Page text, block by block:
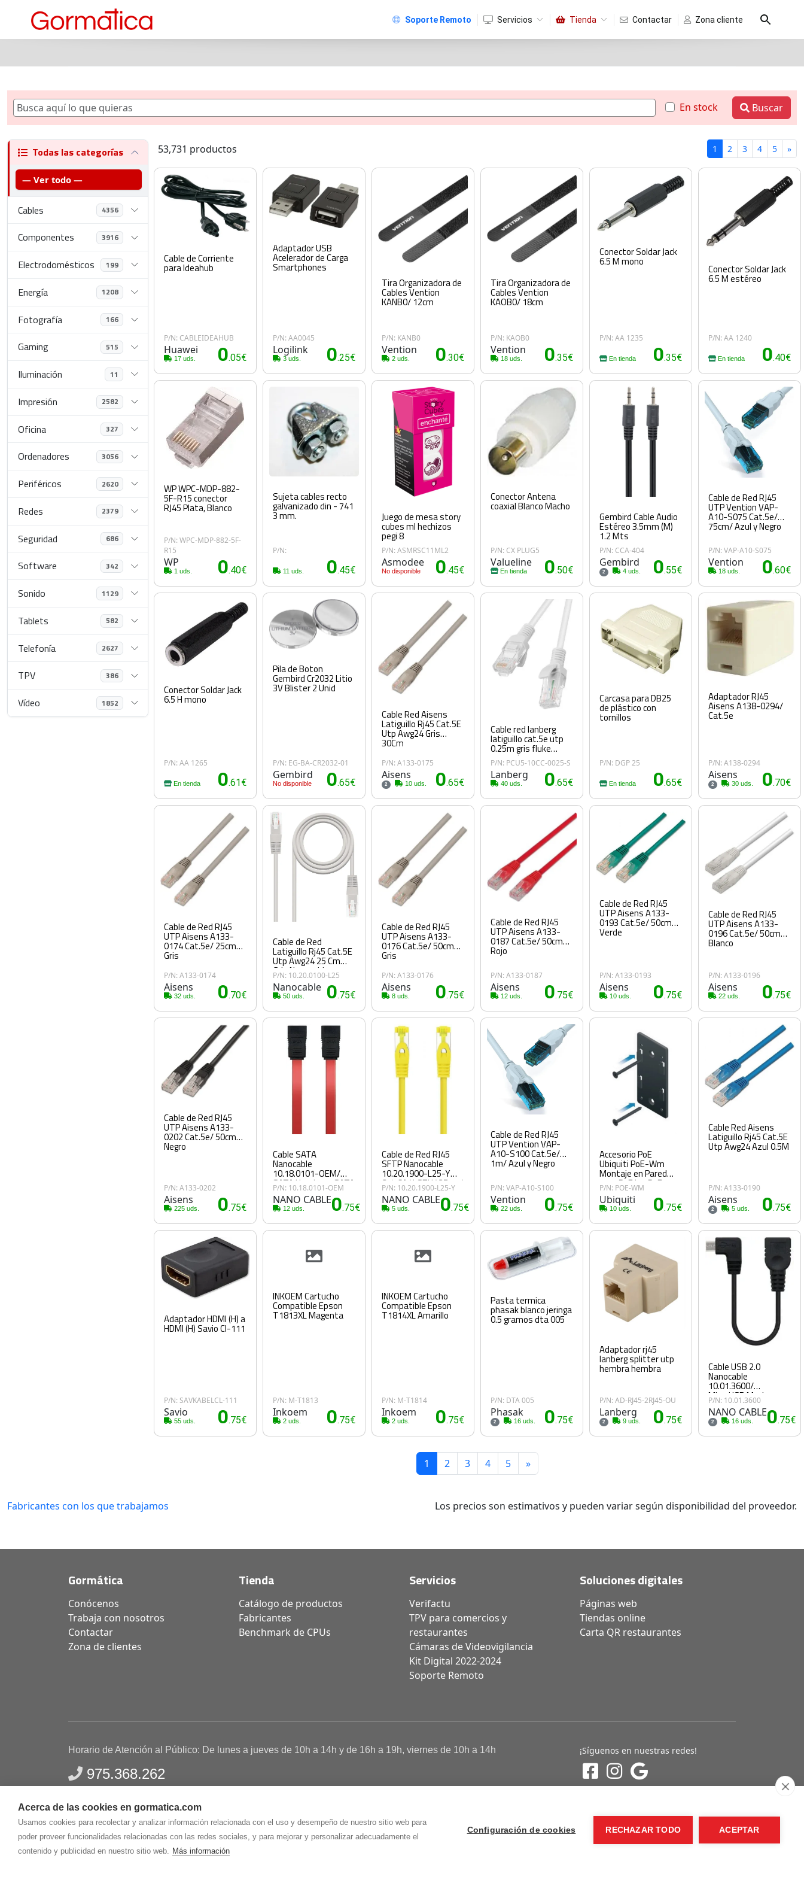
Acerca de las cookies en gormatica.com
Usamos cookies para recolectar y analizar información relacionada con el uso y desempeño de nuestro sitio web para
poder proveer funcionalidades relacionadas con las redes sociales, y para mejorar y personalizar adecuadamente el
contenido y publicidad en nuestro sitio web. Más información
Configuración de cookies RECHAZAR TODO ACEPTAR
Soporte Remoto Servicios Tienda Contactar Zona cliente
En stock Buscar
Todas las categorías
— Ver todo —
Cables 4356
Componentes 3916
Electrodomésticos 199
Energía 1208
Fotografía 166
Gaming 515
Iluminación 11
Impresión 2582
Oficina 327
Ordenadores 3056
Periféricos 2620
Redes 2379
Seguridad 686
Software 342
Sonido 1129
Tablets 582
Telefonía 2627
TPV 386
Vídeo 1852
53,731 productos 1 2 3 4 5 »
Cable de Corriente
para Ideahub
P/N: CABLEIDEAHUB
Huawei
17 uds. 0.05€
Adaptador USB
Acelerador de Carga
Smartphones
P/N: AA0045
Logilink
3 uds. 0.25€
Tira Organizadora de
Cables Vention
KANB0/ 12cm
P/N: KANB0
Vention
2 uds. 0.30€
Tira Organizadora de
Cables Vention
KAOB0/ 18cm
P/N: KAOB0
Vention
18 uds. 0.35€
Conector Soldar Jack
6.5 M mono
P/N: AA 1235
En tienda 0.35€
Conector Soldar Jack
6.5 M estéreo
P/N: AA 1240
En tienda 0.40€
WP WPC-MDP-882-
5F-R15 conector
RJ45 Plata, Blanco
P/N: WPC-MDP-882-5F-
R15
WP
1 uds. 0.40€
Sujeta cables recto
galvanizado din - 741
3 mm.
P/N:
11 uds. 0.45€
Juego de mesa story
cubes ml hechizos
pegi 8
P/N: ASMRSC11ML2
Asmodee
No disponible 0.45€
Conector Antena
coaxial Blanco Macho
P/N: CX PLUG5
Valueline
En tienda 0.50€
Gembird Cable Audio
Estéreo 3.5mm (M)
1.2 Mts
P/N: CCA-404
Gembird
2 4 uds. 0.55€
Cable de Red RJ45
UTP Vention VAP-
A10-S075 Cat.5e/
75cm/ Azul y Negro
P/N: VAP-A10-S075
Vention
18 uds. 0.60€
Conector Soldar Jack
6.5 H mono
P/N: AA 1265
En tienda 0.61€
Pila de Boton
Gembird Cr2032 Litio
3V Blister 2 Unid
P/N: EG-BA-CR2032-01
Gembird
No disponible 0.65€
Cable Red Aisens
Latiguillo Rj45 Cat.5E
Utp Awg24 Gris
30Cm
P/N: A133-0175
Aisens
2 10 uds. 0.65€
Cable red lanberg
latiguillo cat.5e utp
0.25m gris fluke
passed
P/N: PCU5-10CC-0025-S
Lanberg
40 uds. 0.65€
Carcasa para DB25
de plástico con
tornillos
P/N: DGP 25
En tienda 0.65€
Adaptador RJ45
Aisens A138-0294/
Cat.5e
P/N: A138-0294
Aisens
2 30 uds. 0.70€
Cable de Red RJ45
UTP Aisens A133-
0174 Cat.5e/ 25cm/
Gris
P/N: A133-0174
Aisens
32 uds. 0.70€
Cable de Red
Latiguillo Rj45 Cat.5E
Utp Awg24 25 Cm
Gris Nanocable
P/N: 10.20.0100-L25
Nanocable
50 uds. 0.75€
Cable de Red RJ45
UTP Aisens A133-
0176 Cat.5e/ 50cm/
Gris
P/N: A133-0176
Aisens
8 uds. 0.75€
Cable de Red RJ45
UTP Aisens A133-
0187 Cat.5e/ 50cm/
Rojo
P/N: A133-0187
Aisens
12 uds. 0.75€
Cable de Red RJ45
UTP Aisens A133-
0193 Cat.5e/ 50cm/
Verde
P/N: A133-0193
Aisens
10 uds. 0.75€
Cable de Red RJ45
UTP Aisens A133-
0196 Cat.5e/ 50cm/
Blanco
P/N: A133-0196
Aisens
22 uds. 0.75€
Cable de Red RJ45
UTP Aisens A133-
0202 Cat.5e/ 50cm/
Negro
P/N: A133-0202
Aisens
225 uds. 0.75€
Cable SATA
Nanocable
10.18.0101-OEM/
SATA Hembra - SATA
Hembra/ 50cm/ Rojo
P/N: 10.18.0101-OEM
NANO CABLE
12 uds. 0.75€
Cable de Red RJ45
SFTP Nanocable
10.20.1900-L25-Y
Cat.6A/ LSZH/ 25cm/
Amarillo
P/N: 10.20.1900-L25-Y
NANO CABLE
5 uds. 0.75€
Cable de Red RJ45
UTP Vention VAP-
A10-S100 Cat.5e/
1m/ Azul y Negro
P/N: VAP-A10-S100
Vention
22 uds. 0.75€
Accesorio PoE
Ubiquiti PoE-Wm
Montaje en Pared
para PoE Isp PoE
Injectors
P/N: POE-WM
Ubiquiti
10 uds. 0.75€
Cable Red Aisens
Latiguillo Rj45 Cat.5E
Utp Awg24 Azul 0.5M
P/N: A133-0190
Aisens
2 5 uds. 0.75€
Adaptador HDMI (H) a
HDMI (H) Savio Cl-111
P/N: SAVKABELCL-111
Savio
55 uds. 0.75€
INKOEM Cartucho
Compatible Epson
T1813XL Magenta
P/N: M-T1813
Inkoem
2 uds. 0.75€
INKOEM Cartucho
Compatible Epson
T1814XL Amarillo
P/N: M-T1814
Inkoem
2 uds. 0.75€
Pasta termica
phasak blanco jeringa
0.5 gramos dta 005
P/N: DTA 005
Phasak
2 16 uds. 0.75€
Adaptador rj45
lanberg splitter utp
hembra hembra
P/N: AD-RJ45-2RJ45-OU
Lanberg
2 9 uds. 0.75€
Cable USB 2.0
Nanocable
10.01.3600/
MicroUSB Macho -
USB Hembra/ 15cm/
Negro
P/N: 10.01.3600
NANO CABLE
2 16 uds. 0.75€
1 2 3 4 5 »
Fabricantes con los que trabajamos Los precios son estimativos y pueden variar según disponibilidad del proveedor.
Gormática
Conócenos
Trabaja con nosotros
Contactar
Zona de clientes
Tienda
Catálogo de productos
Fabricantes
Benchmark de CPUs
Servicios
Verifactu
TPV para comercios y
restaurantes
Cámaras de Videovigilancia
Kit Digital 2022-2024
Soporte Remoto
Soluciones digitales
Páginas web
Tiendas online
Carta QR restaurantes
Horario de Atención al Público: De lunes a jueves de 10h a 14h y de 16h a 19h, viernes de 10h a 14h
975.368.262
Gormaz Informática S.L.C/ Soria, 2 - El Burgo de Osma (Soria)
¡Síguenos en nuestras redes!